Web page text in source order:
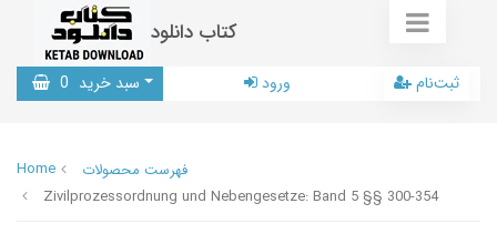
کتاب دانلود
سبد خرید 0 ورود ثبت‌نام
Home
فهرست محصولات
Zivilprozessordnung und Nebengesetze: Band 5 §§ 300-354